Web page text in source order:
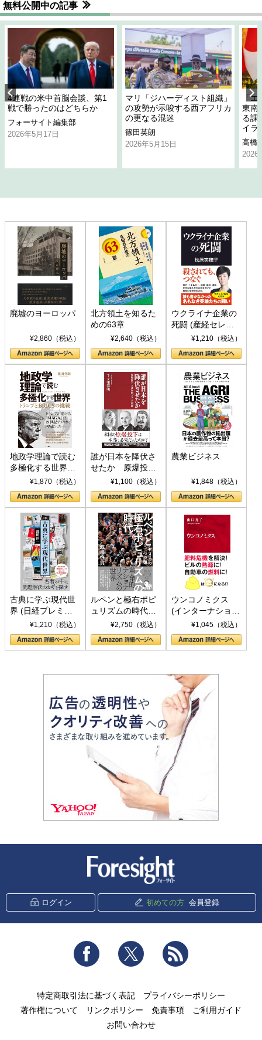
無料公開中の記事
4連戦の米中首脳会談、第1
戦で勝ったのはどちらか
フォーサイト編集部
2026年5月17日
マリ「ジハーディスト組織」
の攻勢が示唆する西アフリカ
の更なる混迷
篠田英朗
2026年5月15日
「
東南
る課
イラ
高橋
2026
廃墟のヨーロッパ
¥2,860（税込）
北方領土を知るた
めの63章
¥2,640（税込）
ウクライナ企業の
死闘 (産経セレク
ト S 039)¥1,210（税込）
地政学理論で読む
多極化する世界：
トランプとBRICS
の挑戦
¥1,870（税込）
誰が日本を降伏さ
せたか 原爆投
下、ソ連参戦、そ
して聖断 (PHP新
書)
¥1,100（税込）
農業ビジネス
¥1,848（税込）
古典に学ぶ現代世
界 (日経プレミア
シリーズ)¥1,210（税込）
ルペンと極右ポピ
ュリズムの時代：
〈ヤヌス〉の二つ
の顔
¥2,750（税込）
ウンコノミクス
(インターナショナ
ル新書)¥1,045（税込）
ログイン 初めての方 会員登録
Facebook Twitter
特定商取引法に基づく表記
プライバシーポリシー
著作権について
リンクポリシー 免責事項
ご利用ガイド
お問い合わせ